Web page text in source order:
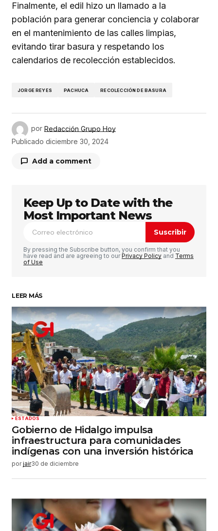
Finalmente, el edil hizo un llamado a la
población para generar conciencia y colaborar
en el mantenimiento de las calles limpias,
evitando tirar basura y respetando los
calendarios de recolección establecidos.
JORGE REYES PACHUCA RECOLECCIÓN DE BASURA
por Redacción Grupo Hoy
Publicado diciembre 30, 2024
Add a comment
Tu dirección de correo electrónico no será
publicada. Los campos obligatorios están
marcados con *
Comentario *
Su nombre*
Tu correo electrónico*
Guardar mi nombre, correo electrónico y sitio
web en este navegador para la próxima vez que
haga un comentario.
Enviar comentario
Keep Up to Date with the
Most Important News
Suscribir
By pressing the Subscribe button, you confirm that you
have read and are agreeing to ourPrivacy Policy and Terms
of Use
LEER MÁS
ESTADOS
Gobierno de Hidalgo impulsa
infraestructura para comunidades
indígenas con una inversión histórica
por jair30 de diciembre